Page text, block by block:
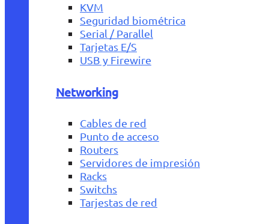
KVM
Seguridad biométrica
Serial / Parallel
Tarjetas E/S
USB y Firewire
Networking
Cables de red
Punto de acceso
Routers
Servidores de impresión
Racks
Switchs
Tarjestas de red